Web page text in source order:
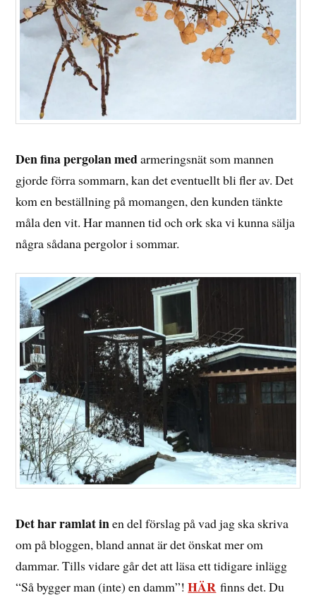
Den fina pergolan medarmeringsnät som mannen
gjorde förra sommarn, kan det eventuellt bli fler av. Det
kom en beställning på momangen, den kunden tänkte
måla den vit. Har mannen tid och ork ska vi kunna sälja
några sådana pergolor i sommar.
Det har ramlat inen del förslag på vad jag ska skriva
om på bloggen, bland annat är det önskat mer om
dammar. Tills vidare går det att läsa ett tidigare inlägg
“Så bygger man (inte) en damm”!HÄR finns det. Du